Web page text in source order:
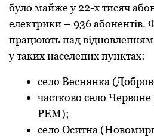
було майже у 22-х тисяч
електрики – 936 абонентів.
працюють над
у таких населених пунктах:
село Веснянка
частково село
РЕМ);
село Оситна